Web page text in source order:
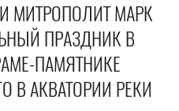
МИТРОПОЛИТ МАРК
ПРАЗДНИК В
ПАМЯТНИКЕ
В АКВАТОРИИ РЕКИ